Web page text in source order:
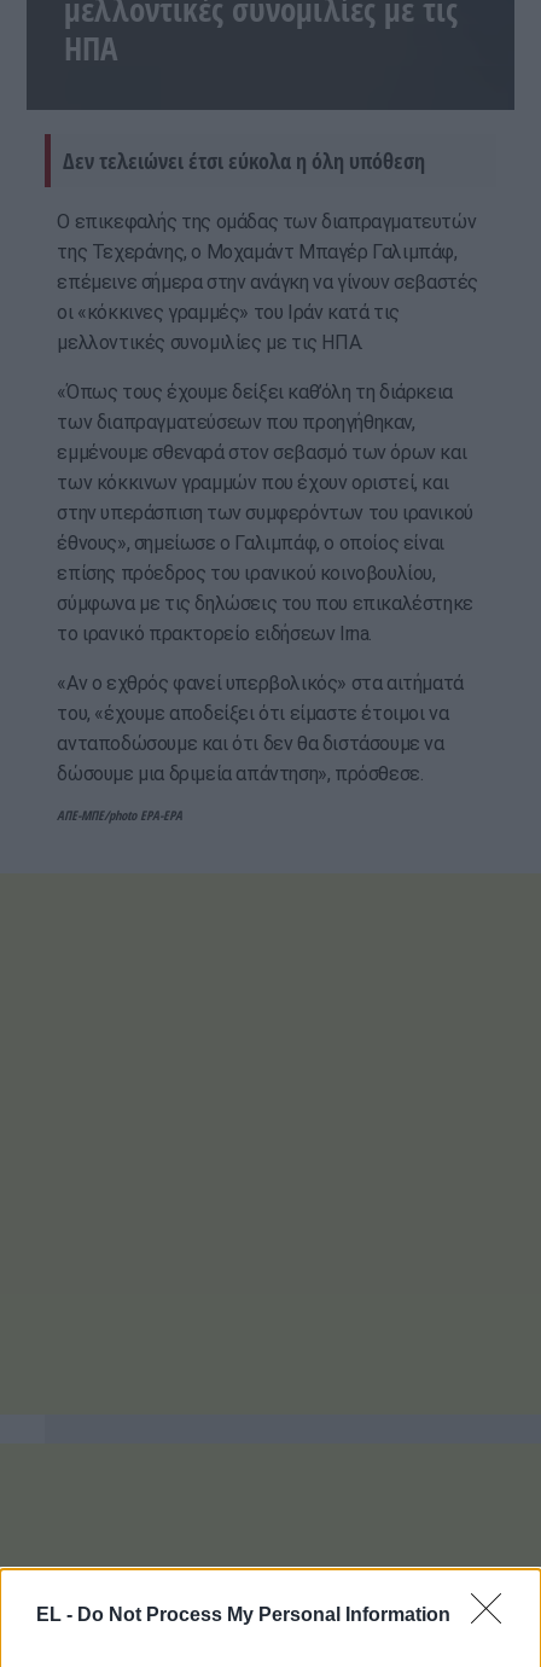
EL - Do Not Process My Personal Information
μελλοντικές συνομιλίες με τις
ΗΠΑ
Δεν τελειώνει έτσι εύκολα η όλη υπόθεση
Ο επικεφαλής της ομάδας των διαπραγματευτών
της Τεχεράνης, ο Μοχαμάντ Μπαγέρ Γαλιμπάφ,
επέμεινε σήμερα στην ανάγκη να γίνουν σεβαστές
οι «κόκκινες γραμμές» του Ιράν κατά τις
μελλοντικές συνομιλίες με τις ΗΠΑ.
«Όπως τους έχουμε δείξει καθ’όλη τη διάρκεια
των διαπραγματεύσεων που προηγήθηκαν,
εμμένουμε σθεναρά στον σεβασμό των όρων και
των κόκκινων γραμμών που έχουν οριστεί, και
στην υπεράσπιση των συμφερόντων του ιρανικού
έθνους», σημείωσε ο Γαλιμπάφ, ο οποίος είναι
επίσης πρόεδρος του ιρανικού κοινοβουλίου,
σύμφωνα με τις δηλώσεις του που επικαλέστηκε
το ιρανικό πρακτορείο ειδήσεων Irna.
«Αν ο εχθρός φανεί υπερβολικός» στα αιτήματά
του, «έχουμε αποδείξει ότι είμαστε έτοιμοι να
ανταποδώσουμε και ότι δεν θα διστάσουμε να
δώσουμε μια δριμεία απάντηση», πρόσθεσε.
ΑΠΕ-ΜΠΕ/photo EPA-EPA